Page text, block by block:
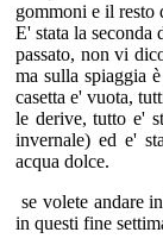
gommoni e il resto
E' stata la
passato, non vi
ma sulla spiaggia
casetta e' vuota,
le derive, tutto e'
invernale) ed e'
acqua dolce.
se volete andare
in questi fine